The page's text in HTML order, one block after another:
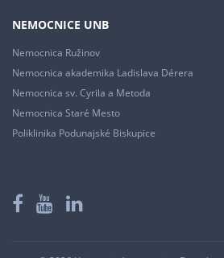
NEMOCNICE UNB
Nemocnica Ružinov
Nemocnica akademika Ladislava Dérera
Nemocnica sv. Cyrila a Metoda
Nemocnica Staré Mesto
Poliklinika Podunajské Biskupice
Facebook
YouTube
LinkedIn